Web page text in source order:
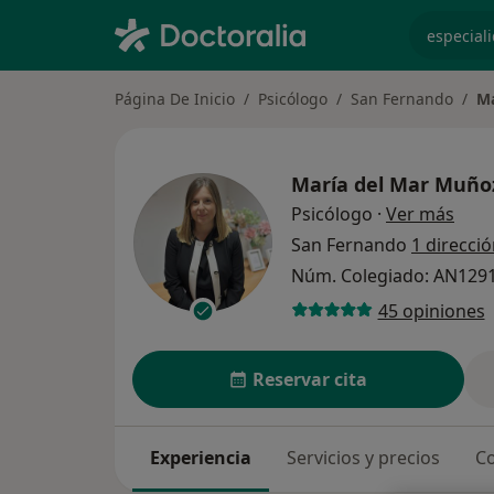
Página De Inicio Psicólogo San Fernando
María del Mar
Psicólogo · Ver más
San Fernando 1
Núm. Colegiado:
45 opiniones
Reservar cita
Experiencia Servicios y precios